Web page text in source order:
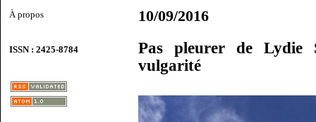
À propos
ISSN : 2425-8784
10/09/2016
Pas pleurer de Lydie
vulgarité